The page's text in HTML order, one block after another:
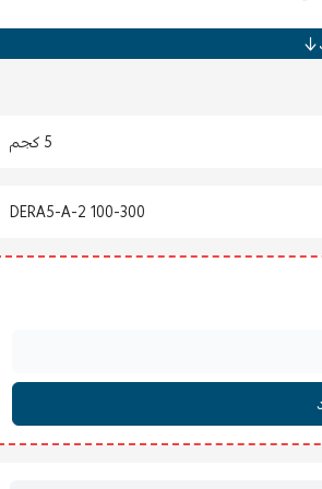
5 كجم
DERA5-A-2 100-300